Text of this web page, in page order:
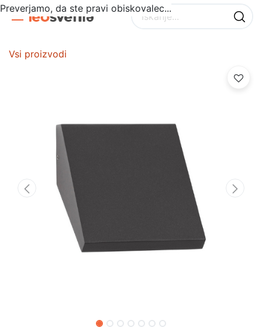
Vsi proizvodi
Preverjamo, da ste pravi obiskovalec...